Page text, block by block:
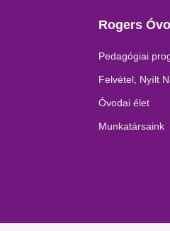
Rogers
Pedagógiai
Felvétel, Nyílt
Óvodai élet
Munkatársaink